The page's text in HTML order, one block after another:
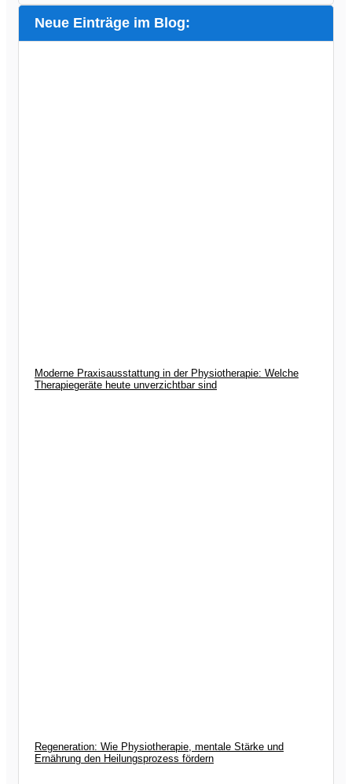
Neue Einträge im Blog:
Moderne Praxisausstattung in der Physiotherapie: Welche
Therapiegeräte heute unverzichtbar sind
Regeneration: Wie Physiotherapie, mentale Stärke und
Ernährung den Heilungsprozess fördern